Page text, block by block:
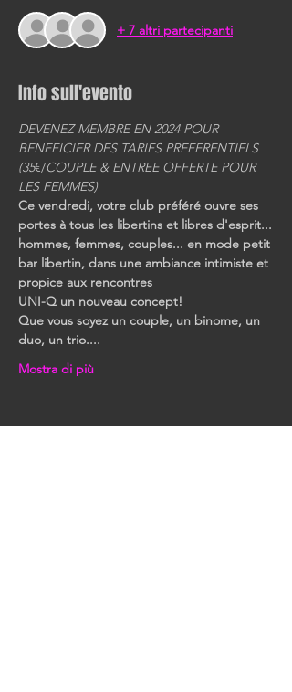
+ 7 altri partecipanti
Info sull'evento
DEVENEZ MEMBRE EN 2024 POUR
BENEFICIER DES TARIFS PREFERENTIELS
(35€/COUPLE & ENTREE OFFERTE POUR
LES FEMMES)
Ce vendredi, votre club préféré ouvre ses
portes à tous les libertins et libres d'esprit...
hommes, femmes, couples... en mode petit
bar libertin, dans une ambiance intimiste et
propice aux rencontres
UNI-Q un nouveau concept!
Que vous soyez un couple, un binome, un
duo, un trio....
Mostra di più